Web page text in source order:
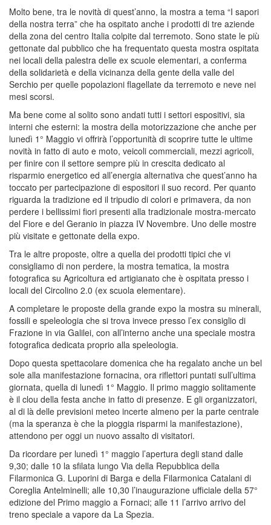
Molto bene, tra le novità di quest’anno, la mostra a tema “I sapori
della nostra terra” che ha ospitato anche i prodotti di tre aziende
della zona del centro Italia colpite dal terremoto. Sono state le più
gettonate dal pubblico che ha frequentato questa mostra ospitata
nei locali della palestra delle ex scuole elementari, a conferma
della solidarietà e della vicinanza della gente della valle del
Serchio per quelle popolazioni flagellate da terremoto e neve nei
mesi scorsi.
Ma bene come al solito sono andati tutti i settori espositivi, sia
interni che esterni: la mostra della motorizzazione che anche per
lunedì 1° Maggio vi offrirà l’opportunità di scoprire tutte le ultime
novità in fatto di auto e moto, veicoli commerciali, mezzi agricoli,
per finire con il settore sempre più in crescita dedicato al
risparmio energetico ed all’energia alternativa che quest’anno ha
toccato per partecipazione di espositori il suo record. Per quanto
riguarda la tradizione ed il tripudio di colori e primavera, da non
perdere i bellissimi fiori presenti alla tradizionale mostra-mercato
del Fiore e del Geranio in piazza IV Novembre. Uno delle mostre
più visitate e gettonate della expo.
Tra le altre proposte, oltre a quella dei prodotti tipici che vi
consigliamo di non perdere, la mostra tematica, la mostra
fotografica su Agricoltura ed artigianato che è ospitata presso i
locali del Circolino 2.0 (ex scuola elementare).
A completare le proposte della grande expo la mostra su minerali,
fossili e speleologia che si trova invece presso l’ex consiglio di
Frazione in via Galilei, con all’interno anche una speciale mostra
fotografica dedicata proprio alla speleologia.
Dopo questa spettacolare domenica che ha regalato anche un bel
sole alla manifestazione fornacina, ora riflettori puntati sull’ultima
giornata, quella di lunedì 1° Maggio. Il primo maggio solitamente
è il clou della festa anche in fatto di presenze. E gli organizzatori,
al di là delle previsioni meteo incerte almeno per la parte centrale
(ma la speranza è che la pioggia risparmi la manifestazione),
attendono per oggi un nuovo assalto di visitatori.
Da ricordare per lunedì 1° maggio l’apertura degli stand dalle
9,30; dalle 10 la sfilata lungo Via della Repubblica della
Filarmonica G. Luporini di Barga e della Filarmonica Catalani di
Coreglia Antelminelli; alle 10,30 l’inaugurazione ufficiale della 57°
edizione del Primo maggio a Fornaci; alle 11 l’arrivo arrivo del
treno speciale a vapore da La Spezia.